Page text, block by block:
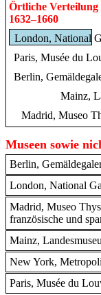
Örtliche Verteilung
1632–1660
London, National
Paris, Musée du
Berlin,
Mainz,
Madrid, Museo
Museen sowie
Berlin,
London, National
Madrid, Museo
französische und
Mainz,
New York,
Paris, Musée du